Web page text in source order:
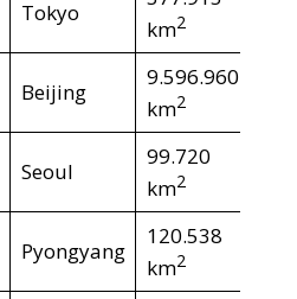
Tokyo
km2
Beijing
9.596.960
km2
Seoul
99.720
km2
Pyongyang
120.538
km2